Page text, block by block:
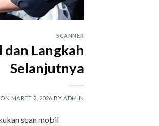
SCANNER
Langkah
Selanjutnya
MARET 2, 2026 BYADMIN
scan mobil